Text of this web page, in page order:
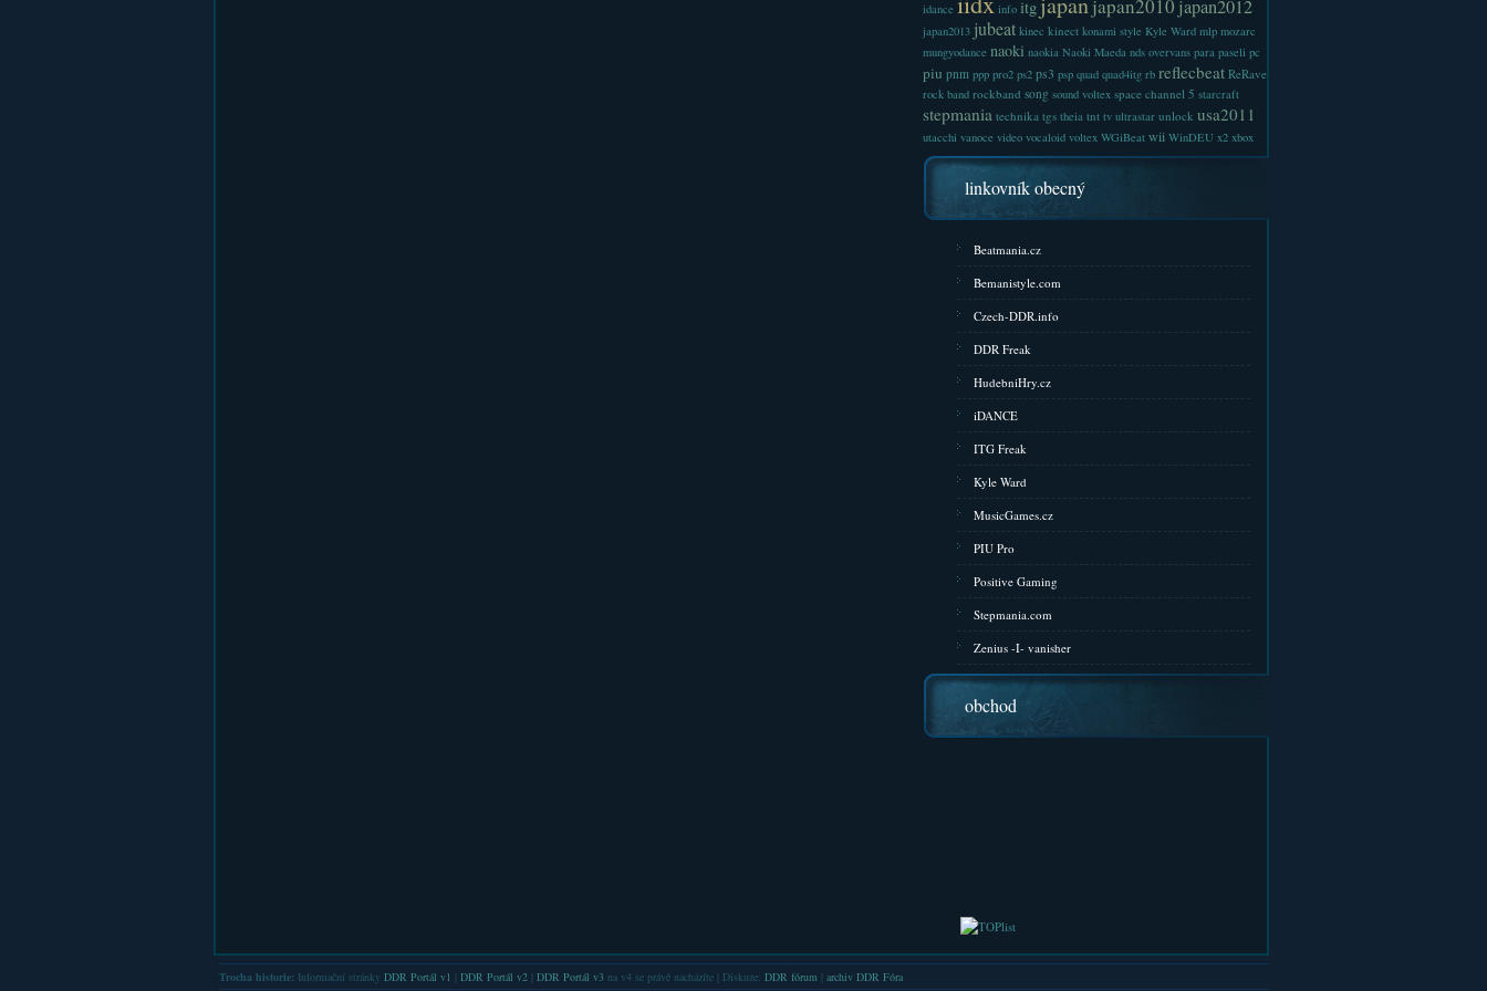
idance
info itg japan2010 japan2012
japan2013 jubeat kinec kinect konami style Kyle Ward mlp mozarc
mungyodance naoki naokia Naoki Maeda nds overvans para paseli pc
piu pnm ppp pro2 ps2 ps3 psp quad quad4itg rb reflecbeat ReRave
rock band rockband song sound voltex space channel 5 starcraft
stepmania technika tgs theia tnt tv ultrastar unlock usa2011
utacchi vanoce video vocaloid voltex WGiBeat wii WinDEU x2 xbox
linkovník obecný
Beatmania.cz
Bemanistyle.com
Czech-DDR.info
DDR Freak
HudebniHry.cz
iDANCE
ITG Freak
Kyle Ward
MusicGames.cz
PIU Pro
Positive Gaming
Stepmania.com
Zenius -I- vanisher
obchod
Trocha historie: Informační stránky DDR Portál v1 DDR Portál v2| DDR Portál v3na v4 se právě nacházíte | Diskuze: DDR fórum archiv DDR Fóra